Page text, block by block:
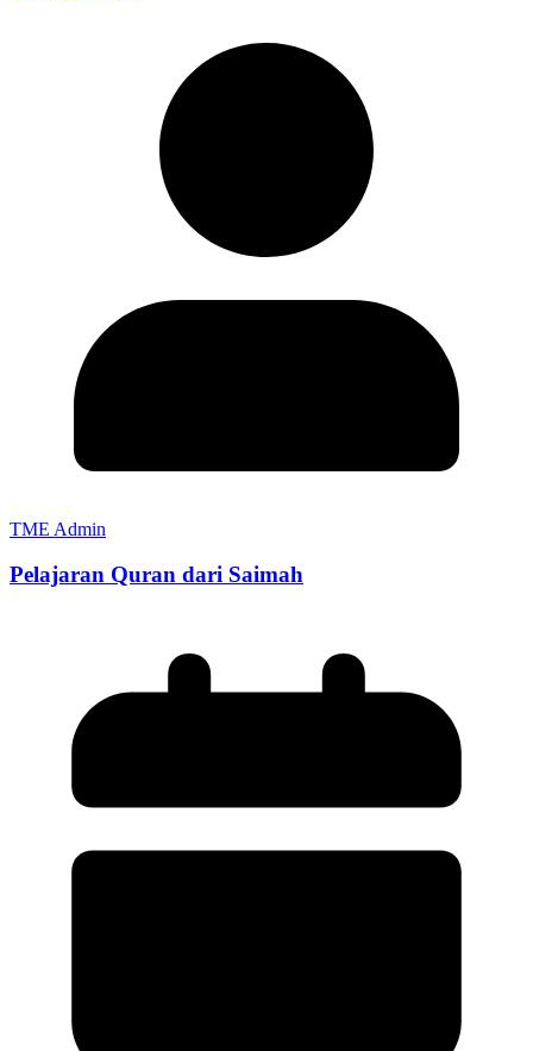
TME Admin
Pelajaran Quran dari Saimah